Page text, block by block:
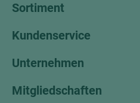
Sortiment
Kundenservice
Unternehmen
Mitgliedschaften